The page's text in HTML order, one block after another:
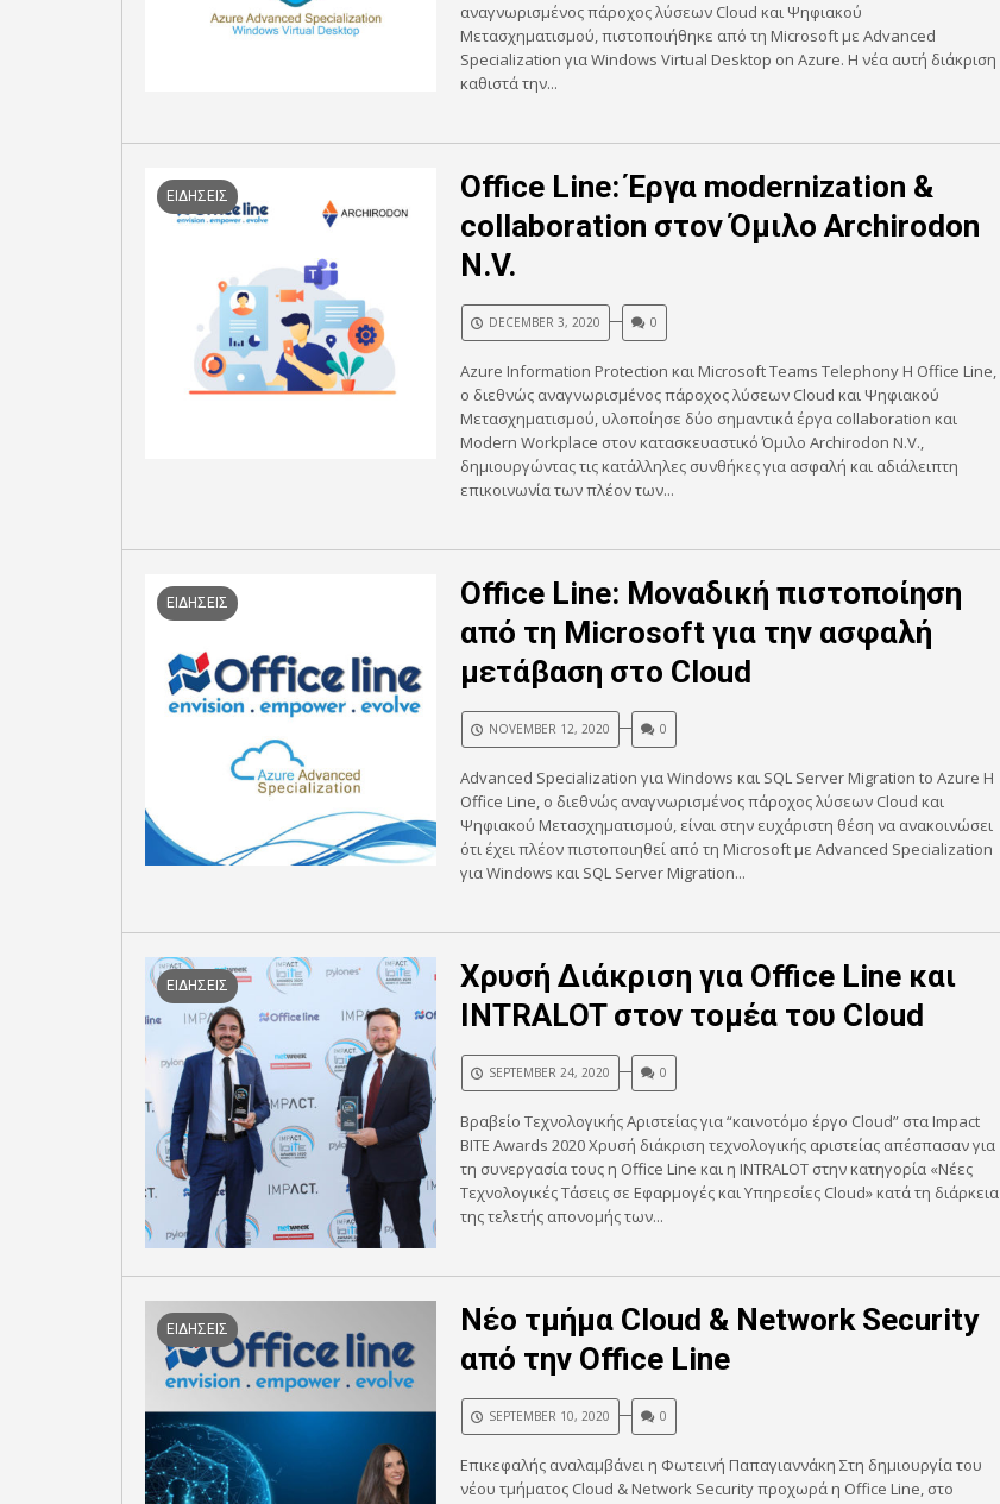
αναγνωρισμένος πάροχος λύσεων Cloud και Ψηφιακού
Μετασχηματισμού, πιστοποιήθηκε από τη Microsoft με Advanced
Specialization για Windows Virtual Desktop on Azure. H νέα αυτή διάκριση
καθιστά την...
ΕΙΔΗΣΕΙΣ
Office Line: Έργα modernization &
collaboration στον Όμιλο Archirodon
N.V.
DECEMBER 3, 2020 0
Azure Information Protection και Microsoft Teams Telephony Η Office Line,
ο διεθνώς αναγνωρισμένος πάροχος λύσεων Cloud και Ψηφιακού
Μετασχηματισμού, υλοποίησε δύο σημαντικά έργα collaboration και
Modern Workplace στον κατασκευαστικό Όμιλο Archirodon N.V.,
δημιουργώντας τις κατάλληλες συνθήκες για ασφαλή και αδιάλειπτη
επικοινωνία των πλέον των...
ΕΙΔΗΣΕΙΣ
Office Line: Μοναδική πιστοποίηση
από τη Microsoft για την ασφαλή
μετάβαση στο Cloud
NOVEMBER 12, 2020 0
Advanced Specialization για Windows και SQL Server Migration to Azure Η
Office Line, ο διεθνώς αναγνωρισμένος πάροχος λύσεων Cloud και
Ψηφιακού Μετασχηματισμού, είναι στην ευχάριστη θέση να ανακοινώσει
ότι έχει πλέον πιστοποιηθεί από τη Microsoft με Advanced Specialization
για Windows και SQL Server Migration...
ΕΙΔΗΣΕΙΣ
Χρυσή Διάκριση για Office Line και
INTRALOT στον τομέα του Cloud
SEPTEMBER 24, 2020 0
Βραβείο Τεχνολογικής Αριστείας για “καινοτόμο έργο Cloud” στα Impact
BITE Awards 2020 Χρυσή διάκριση τεχνολογικής αριστείας απέσπασαν για
τη συνεργασία τους η Office Line και η INTRALOT στην κατηγορία «Νέες
Tεχνολογικές Τάσεις σε Εφαρμογές και Υπηρεσίες Cloud» κατά τη διάρκεια
της τελετής απονομής των...
ΕΙΔΗΣΕΙΣ
Νέο τμήμα Cloud & Network Security
από την Office Line
SEPTEMBER 10, 2020 0
Επικεφαλής αναλαμβάνει η Φωτεινή Παπαγιαννάκη Στη δημιουργία του
νέου τμήματος Cloud & Network Security προχωρά η Office Line, στο